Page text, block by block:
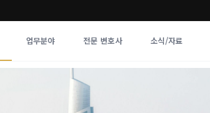
업무분야 전문 변호사 소식/자료